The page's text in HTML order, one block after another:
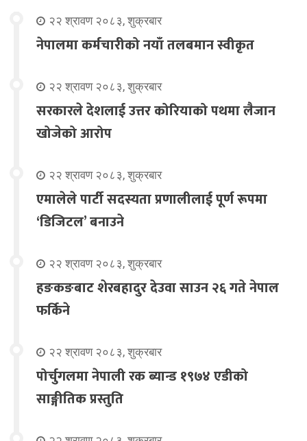
२२ श्रावण २०८३, शुक्रबार
नेपालमा कर्मचारीको नयाँ तलबमान स्वीकृत
२२ श्रावण २०८३, शुक्रबार
सरकारले देशलाई उत्तर कोरियाको पथमा लैजान
खोजेको आरोप
२२ श्रावण २०८३, शुक्रबार
एमालेले पार्टी सदस्यता प्रणालीलाई पूर्ण रूपमा
‘डिजिटल’ बनाउने
२२ श्रावण २०८३, शुक्रबार
हङकङबाट शेरबहादुर देउवा साउन २६ गते नेपाल
फर्किने
२२ श्रावण २०८३, शुक्रबार
पोर्चुगलमा नेपाली रक ब्यान्ड १९७४ एडीको
साङ्गीतिक प्रस्तुति